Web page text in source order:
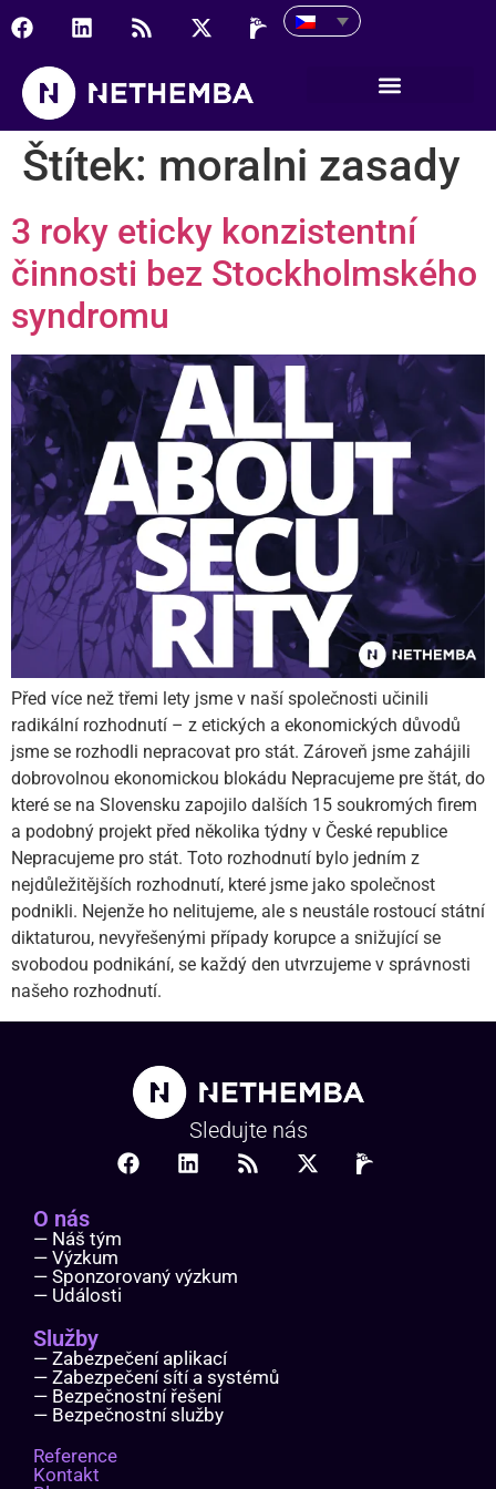
Štítek: moralni zasady
3 roky eticky konzistentní
činnosti bez Stockholmského
syndromu
Před více než třemi lety jsme v naší společnosti učinili
radikální rozhodnutí – z etických a ekonomických důvodů
jsme se rozhodli nepracovat pro stát. Zároveň jsme zahájili
dobrovolnou ekonomickou blokádu Nepracujeme pre štát, do
které se na Slovensku zapojilo dalších 15 soukromých firem
a podobný projekt před několika týdny v České republice
Nepracujeme pro stát. Toto rozhodnutí bylo jedním z
nejdůležitějších rozhodnutí, které jsme jako společnost
podnikli. Nejenže ho nelitujeme, ale s neustále rostoucí státní
diktaturou, nevyřešenými případy korupce a snižující se
svobodou podnikání, se každý den utvrzujeme v správnosti
našeho rozhodnutí.
Sledujte nás
O nás
— Náš tým
— Výzkum
— Sponzorovaný výzkum
— Události
Služby
— Zabezpečení aplikací
— Zabezpečení sítí a systémů
— Bezpečnostní řešení
— Bezpečnostní služby
Reference
Kontakt